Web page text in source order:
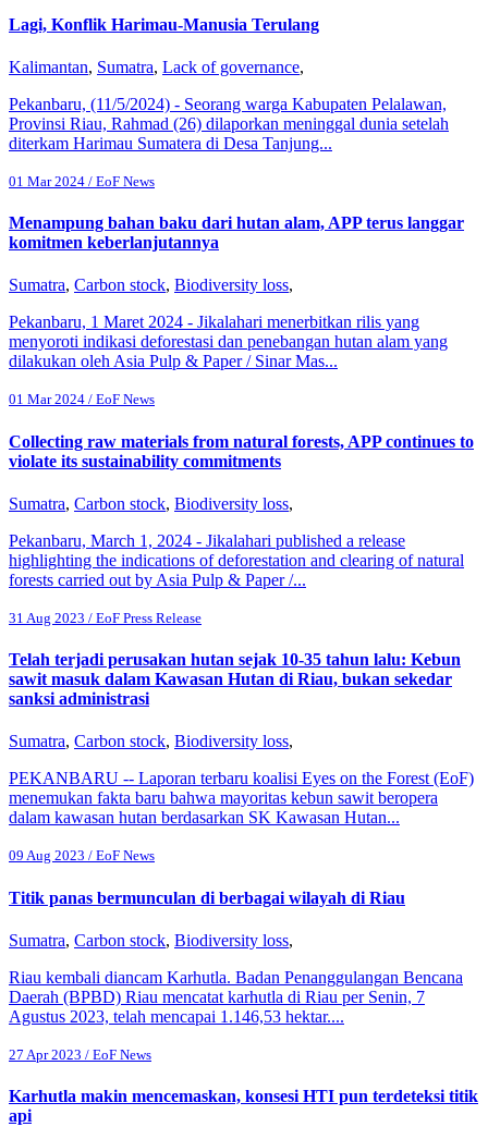
Lagi, Konflik Harimau-Manusia Terulang
Kalimantan, Sumatra, Lack of governance,
Pekanbaru, (11/5/2024) - Seorang warga Kabupaten Pelalawan,
Provinsi Riau, Rahmad (26) dilaporkan meninggal dunia setelah
diterkam Harimau Sumatera di Desa Tanjung...
01 Mar 2024 / EoF News
Menampung bahan baku dari hutan alam, APP terus langgar
komitmen keberlanjutannya
Sumatra, Carbon stock, Biodiversity loss,
Pekanbaru, 1 Maret 2024 - Jikalahari menerbitkan rilis yang
menyoroti indikasi deforestasi dan penebangan hutan alam yang
dilakukan oleh Asia Pulp & Paper / Sinar Mas...
01 Mar 2024 / EoF News
Collecting raw materials from natural forests, APP continues to
violate its sustainability commitments
Sumatra, Carbon stock, Biodiversity loss,
Pekanbaru, March 1, 2024 - Jikalahari published a release
highlighting the indications of deforestation and clearing of natural
forests carried out by Asia Pulp & Paper /...
31 Aug 2023 / EoF Press Release
Telah terjadi perusakan hutan sejak 10-35 tahun lalu: Kebun
sawit masuk dalam Kawasan Hutan di Riau, bukan sekedar
sanksi administrasi
Sumatra, Carbon stock, Biodiversity loss,
PEKANBARU -- Laporan terbaru koalisi Eyes on the Forest (EoF)
menemukan fakta baru bahwa mayoritas kebun sawit beropera
dalam kawasan hutan berdasarkan SK Kawasan Hutan...
09 Aug 2023 / EoF News
Titik panas bermunculan di berbagai wilayah di Riau
Sumatra, Carbon stock, Biodiversity loss,
Riau kembali diancam Karhutla. Badan Penanggulangan Bencana
Daerah (BPBD) Riau mencatat karhutla di Riau per Senin, 7
Agustus 2023, telah mencapai 1.146,53 hektar....
27 Apr 2023 / EoF News
Karhutla makin mencemaskan, konsesi HTI pun terdeteksi titik
api